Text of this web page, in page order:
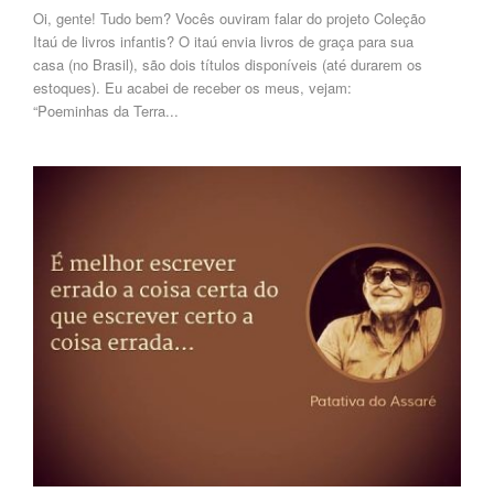
Oi, gente! Tudo bem? Vocês ouviram falar do projeto Coleção
Itaú de livros infantis? O itaú envia livros de graça para sua
casa (no Brasil), são dois títulos disponíveis (até durarem os
estoques). Eu acabei de receber os meus, vejam:
“Poeminhas da Terra...